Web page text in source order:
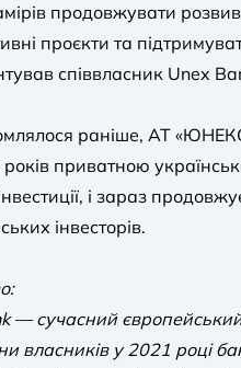
продовжувати
проєкти та
співвласник Unex
раніше, АТ
років приватною
і зараз
інвесторів.
— сучасний
власників у 2021 році